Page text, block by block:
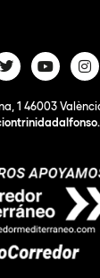
1 46003